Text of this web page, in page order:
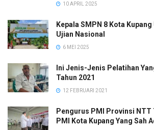
10 APRIL 2025
Kepala SMPN 8 Kota
Ujian Nasional
6 MEI 2025
Ini Jenis-Jenis Pelatihan
Tahun 2021
12 FEBRUARI 2021
Pengurus PMI Provinsi NTT
PMI Kota Kupang Yang Sah